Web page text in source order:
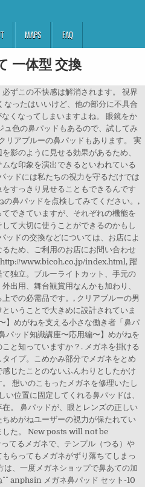
MAPS FAQ
一体型 交換
ずこの不快感は解消されます。 視界
なったはいいけど、他の部分に不具合
くなってしまいますよね。 眼鏡をか
ュ色の鼻パッドもあるので、試してみ
リアブルーの鼻パッドもあります。 実
影のように見せる効果があるため、
な印象を演出できるといわれている
ッドには私たちの視力を守るだけでは
すっきり見せることもできるんです
鼻パッドを点検してみてください。,
できていますが、それぞれの機能を
て大切に使うことができるのかもし
ドの交換などについては、お店によ
ため、ご利用のお店にお問い合わせ
http://www.bicoh.co.jp/index.html, 躍
独立。ブルーライトカット、手元の
出用、舞台観賞用なんかも加わり、
での必需品です。, クリアブルーの男
いうことで大きめに設計されていま
】めがねを支える小さな働き者「鼻パ
パッド知識講座〜応用編〜】めがねを
と知っていますか？. メガネを掛ける
イプ。こめかみ部分でメガネをとめ
じたことのないふんわりとしたかけ
想いのこもったメガネを修理いたし
い位置に固定してくれる鼻パッドは、
。 鼻パッドが、眼とレンズの正しい
めがねユーザーの視力が保たれてい
した。 New posts will not be
てるメガネで、テンプル（つる）や
らってもメガネがずり落ちてしまっ
は、一度メガネショップで鼻あての加
anphsin メガネ鼻パッド セット-10